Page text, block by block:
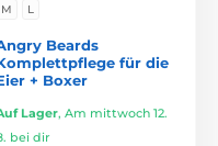
M L
Beards
für die
+ Boxer
Lager, Am mittwoch 12.
bei dir